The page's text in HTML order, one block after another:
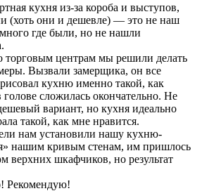
кухня из-за короба и выступов,
(хоть они и дешевле) — это не наш
где были, но не нашли
торговым центрам мы решили делать
Вызвали замерщика, он все
кухню именно такой, как
голове сложилась окончательно. Не
вариант, но кухня идеально
такой, как мне нравится.
нам установили нашу кухню-
нашим кривым стенам, им пришлось
верхних шкафчиков, но результат
Рекомендую!